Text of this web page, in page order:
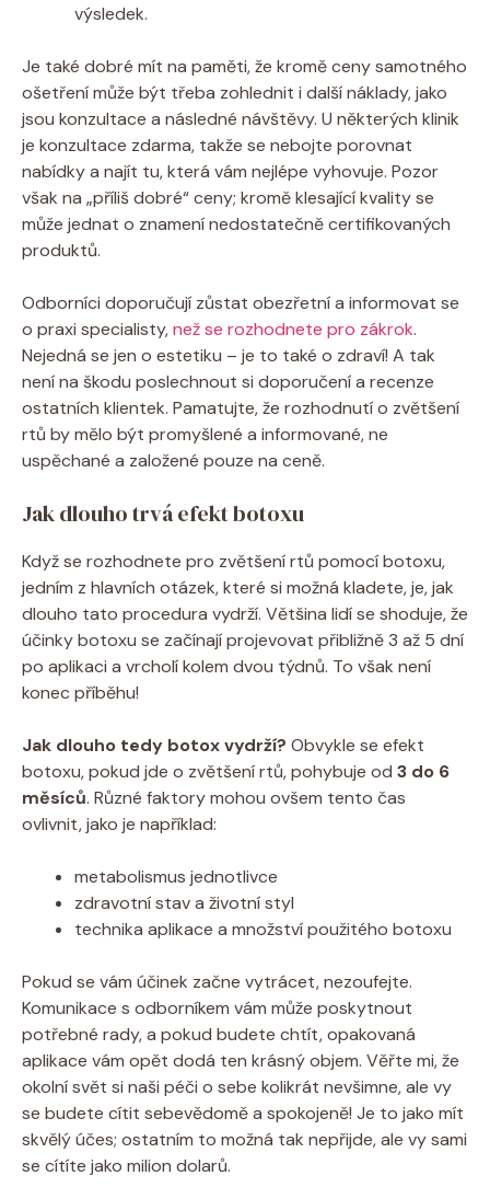
výsledek.
Je také dobré mít na paměti, že kromě ceny samotného
ošetření může být třeba zohlednit i další náklady, jako
jsou konzultace a následné návštěvy. U některých klinik
je konzultace zdarma, takže se nebojte porovnat
nabídky a najít tu, která vám nejlépe vyhovuje. Pozor
však na „příliš dobré“ ceny; kromě klesající kvality se
může jednat o znamení nedostatečně certifikovaných
produktů.
Odborníci doporučují zůstat obezřetní a informovat se
o praxi specialisty,než se rozhodnete pro zákrok.
Nejedná se jen o estetiku – je to také o zdraví! A tak
není na škodu poslechnout si doporučení a recenze
ostatních klientek. Pamatujte, že rozhodnutí o zvětšení
rtů by mělo být promyšlené a informované, ne
uspěchané a založené pouze na ceně.
Jak dlouho trvá efekt botoxu
Když se rozhodnete pro zvětšení rtů pomocí botoxu,
jedním z hlavních otázek, které si možná kladete, je, jak
dlouho tato procedura vydrží. Většina lidí se shoduje, že
účinky botoxu se začínají projevovat přibližně 3 až 5 dní
po aplikaci a vrcholí kolem dvou týdnů. To však není
konec příběhu!
Jak dlouho tedy botox vydrží? Obvykle se efekt
botoxu, pokud jde o zvětšení rtů, pohybuje od 3 do 6
měsíců. Různé faktory mohou ovšem tento čas
ovlivnit, jako je například:
metabolismus jednotlivce
zdravotní stav a životní styl
technika aplikace a množství použitého botoxu
Pokud se vám účinek začne vytrácet, nezoufejte.
Komunikace s odborníkem vám může poskytnout
potřebné rady, a pokud budete chtít, opakovaná
aplikace vám opět dodá ten krásný objem. Věřte mi, že
okolní svět si naši péči o sebe kolikrát nevšimne, ale vy
se budete cítit sebevědomě a spokojeně! Je to jako mít
skvělý účes; ostatním to možná tak nepřijde, ale vy sami
se cítíte jako milion dolarů.